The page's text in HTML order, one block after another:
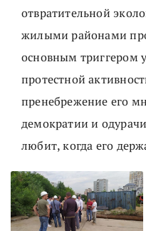
отвратительной
жилыми районами
основным триггером
протестной
пренебрежение его
демократии и
любит, когда его